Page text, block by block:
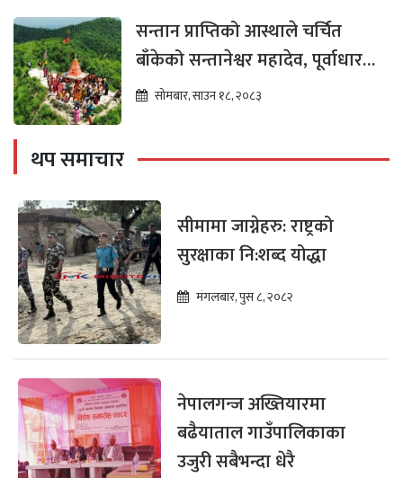
सन्तान प्राप्तिको आस्थाले चर्चित
बाँकेको सन्तानेश्वर महादेव, पूर्वाधार
विकासको पर्खाइमा
सोमबार, साउन १८, २०८३
थप समाचार
सीमामा जाग्नेहरु: राष्ट्रको
सुरक्षाका नि:शब्द योद्धा
मंगलबार, पुस ८, २०८२
नेपालगन्ज अख्तियारमा
बढैयाताल गाउँपालिकाका
उजुरी सबैभन्दा धेरै